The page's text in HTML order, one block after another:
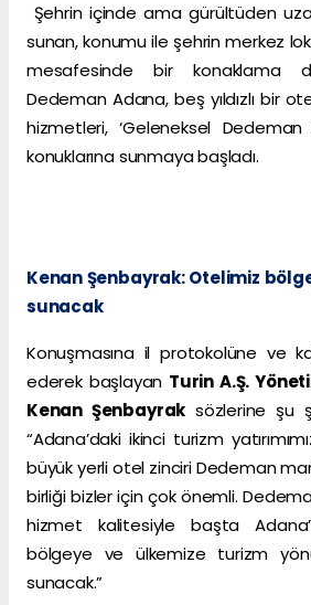
Şehrin içinde ama gürültüden
sunan, konumu ile şehrin merkez
mesafesinde bir konaklama
Dedeman Adana, beş yıldızlı bir
hizmetleri, ‘Geleneksel Dedeman
konuklarına sunmaya başladı.
Kenan Şenbayrak: Otelimiz
sunacak
Konuşmasına il protokolüne ve
ederek başlayan Turin A.Ş.
Kenan Şenbayrak sözlerine şu
“Adana’daki ikinci turizm
büyük yerli otel zinciri Dedeman
birliği bizler için çok önemli.
hizmet kalitesiyle başta
bölgeye ve ülkemize turizm
sunacak.”